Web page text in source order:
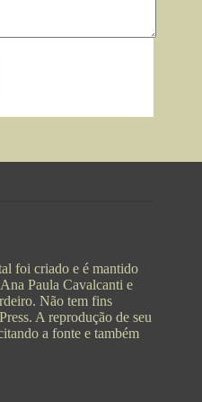
foi criado e é mantido
Paula Cavalcanti e
Não tem fins
A reprodução de seu
a fonte e também